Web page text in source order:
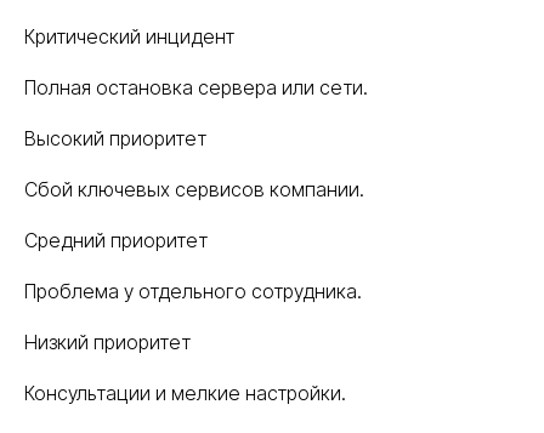
Критический инцидент
Полная остановка сервера или сети.
Высокий приоритет
Сбой ключевых сервисов компании.
Средний приоритет
Проблема у отдельного сотрудника.
Низкий приоритет
Консультации и мелкие настройки.